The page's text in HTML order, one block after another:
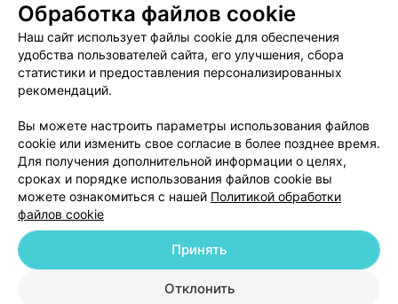
Пользовательское соглашение
Способы оплаты
Вакансии
Партнеры
Написать руководителю 103.by
Персональные настройки cookie
Обработка персональных данных
© 2026 ООО «Артокс Лаб», УНП 191700409| 220012, Республика Беларусь,
г. Минск, улица Толбухина, 2, пом. 16 | help@103.by
Обработка файлов cookie
Наш сайт использует файлы cookie для обеспечения
удобства пользователей сайта, его улучшения, сбора
статистики и предоставления персонализированных
рекомендаций.
Вы можете настроить параметры использования файлов
cookie или изменить свое согласие в более позднее время.
Для получения дополнительной информации о целях,
сроках и порядке использования файлов cookie вы
можете ознакомиться с нашей Политикой обработки
файлов cookie
Отклонить
Принять